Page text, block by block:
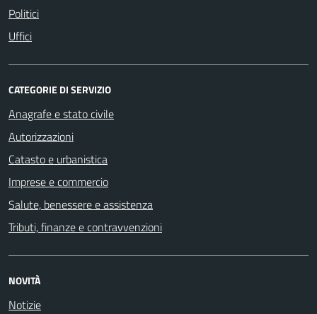
Politici
Uffici
CATEGORIE DI SERVIZIO
Anagrafe e stato civile
Autorizzazioni
Catasto e urbanistica
Imprese e commercio
Salute, benessere e assistenza
Tributi, finanze e contravvenzioni
NOVITÀ
Notizie